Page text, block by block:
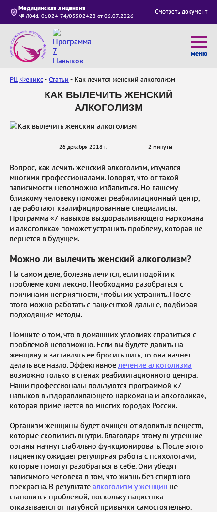
Медицинская лицензия
№ Л041-01024-74/05502428 от 06.07.2026
Смотреть документ
меню
РЦ Феникс Статьи Как лечится женский алкоголизм
КАК ВЫЛЕЧИТЬ ЖЕНСКИЙ
АЛКОГОЛИЗМ
26 декабря 2018 г. 2 минуты
Вопрос, как лечить женский алкоголизм, изучался
многими профессионалами. Говорят, что от такой
зависимости невозможно избавиться. Но вашему
близкому человеку поможет реабилитационный центр,
где работают квалифицированные специалисты.
Программа «7 навыков выздоравливающего наркомана
и алкоголика» поможет устранить проблему, которая не
вернется в будущем.
Можно ли вылечить женский алкоголизм?
На самом деле, болезнь лечится, если подойти к
проблеме комплексно. Необходимо разобраться с
причинами неприятности, чтобы их устранить. После
этого можно работать с пациенткой дальше, подбирая
подходящие методы.
Помните о том, что в домашних условиях справиться с
проблемой невозможно. Если вы будете давить на
женщину и заставлять ее бросить пить, то она начнет
делать все назло. Эффективное лечение алкоголизма
возможно только в стенах реабилитационного центра.
Наши профессионалы пользуются программой «7
навыков выздоравливающего наркомана и алкоголика»,
которая применяется во многих городах России.
Организм женщины будет очищен от ядовитых веществ,
которые скопились внутри. Благодаря этому внутренние
органы начнут стабильно функционировать. После этого
пациентку ожидает регулярная работа с психологами,
которые помогут разобраться в себе. Они убедят
зависимого человека в том, что жизнь без спиртного
прекрасна. В результате алкоголизм у женщин не
становится проблемой, поскольку пациентка
отказывается от пагубной привычки самостоятельно.